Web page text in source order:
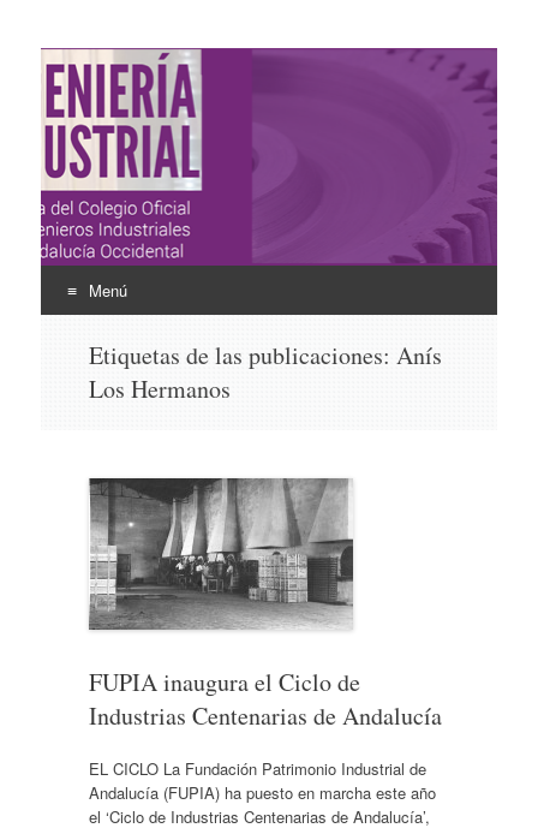
Ingeniería Industrial
Revista del Colegio Oficial de Ingenieros Industriales de
Andalucía Occidental
Menú
contenido
Etiquetas de las publicaciones: Anís
Los Hermanos
FUPIA inaugura el Ciclo de
Industrias Centenarias de Andalucía
EL CICLO La Fundación Patrimonio Industrial de
Andalucía (FUPIA) ha puesto en marcha este año
el ‘Ciclo de Industrias Centenarias de Andalucía’,